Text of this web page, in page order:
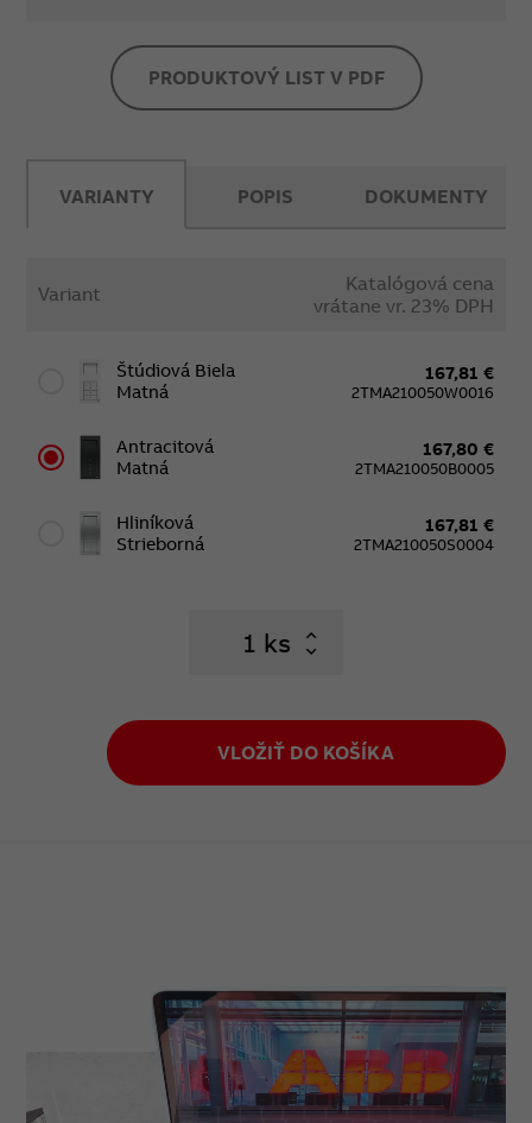
PRODUKTOVÝ LIST V PDF
VARIANTY
Variant
Katalógová cena
vrátane vr. 23% DPH
Štúdiová Biela
Matná
167,81 €
2TMA210050W0016
Antracitová
Matná
167,80 €
2TMA210050B0005
Hliníková
Strieborná
167,81 €
2TMA210050S0004
ks
VLOŽIŤ DO KOŠÍKA
POPIS DOKUMENTY